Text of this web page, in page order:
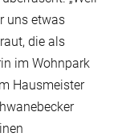
uns etwas
die als
im Wohnpark
Hausmeister